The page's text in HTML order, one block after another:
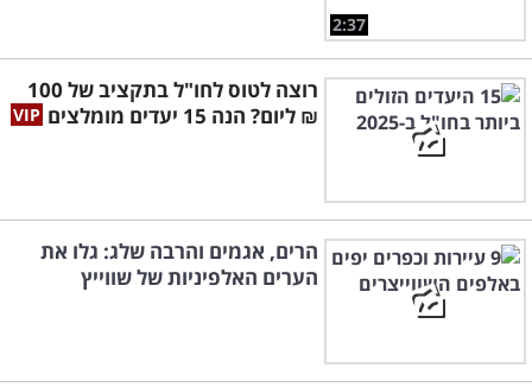
2:37
רוצה לטוס לחו"ל בתקציב של 100
₪ ליום? הנה 15 יעדים מומלצים
הרים, אגמים והרבה שלג: גלו את
הערים האלפיניות של שווייץ